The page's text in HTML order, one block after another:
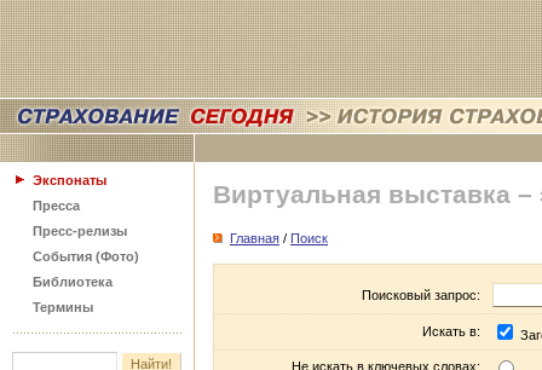
Экспонаты
Пресса
Пресс-релизы
События (Фото)
Библиотека
Термины
Виртуальная выставка –
Главная / Поиск
Поисковый запрос:
Искать в:
Не искать в ключевых словах: